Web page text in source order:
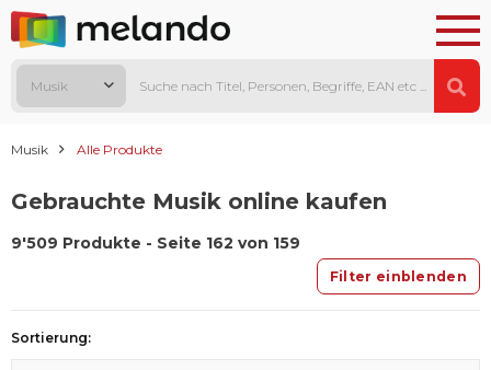
Musik
Musik Alle Produkte
Gebrauchte Musik online kaufen
9'509 Produkte - Seite 162 von 159
Filter einblenden
Sortierung: